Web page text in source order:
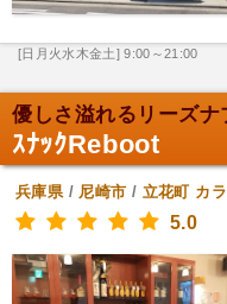
[日月火水木金土] 9:00～21:00
優しさ溢れるリーズナ
ｽﾅｯｸReboot
兵庫県/ 尼崎市 / 立花町 カ
5.0